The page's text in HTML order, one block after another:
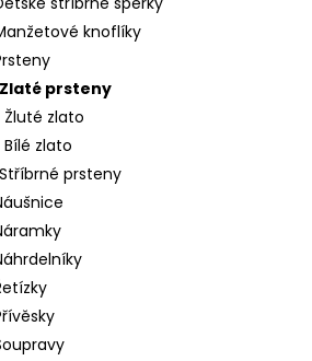
knoflíky
Zlaté prsteny
Žluté zlato
Bílé zlato
Stříbrné prsteny